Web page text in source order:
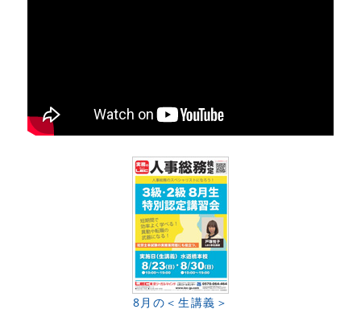
8月の＜生講義＞